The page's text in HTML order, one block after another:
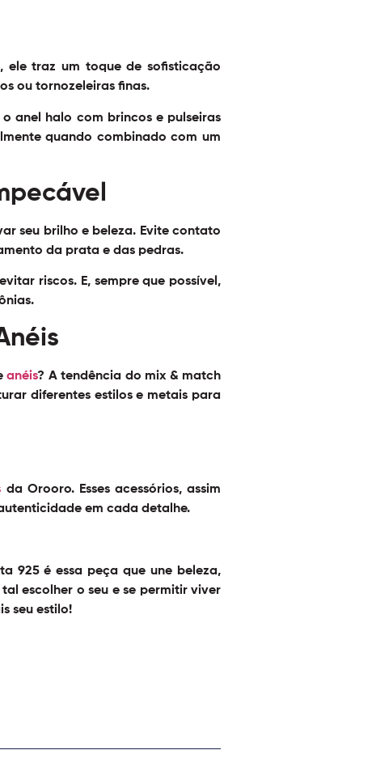
ele traz um toque de sofisticação
ou tornozeleiras finas.
anel halo com brincos e pulseiras
quando combinado com um
seu brilho e beleza. Evite contato
da prata e das pedras.
riscos. E, sempre que possível,
anéis? A tendência do mix & match
diferentes estilos e metais para
da Orooro. Esses acessórios, assim
em cada detalhe.
925é essa peça que une beleza,
escolher o seu e se permitir viver
seu estilo!